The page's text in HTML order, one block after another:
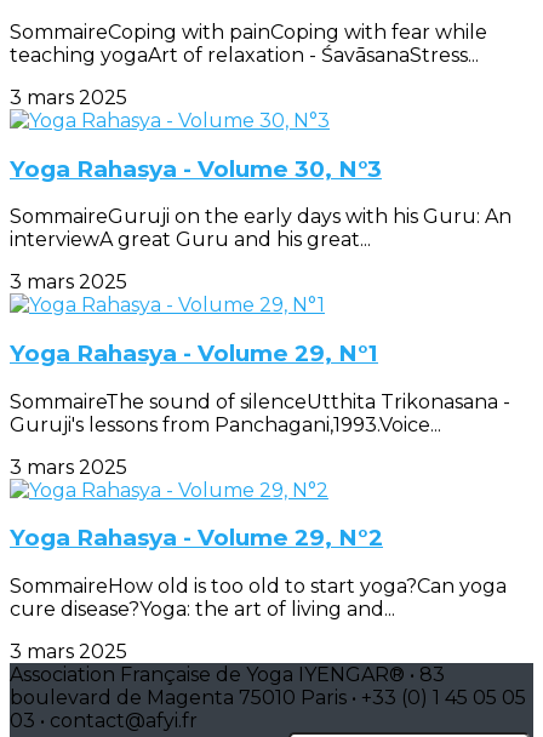
SommaireCoping with painCoping with fear while
teaching yogaArt of relaxation - ŚavāsanaStress...
3 mars 2025
Yoga Rahasya - Volume 30, N°3
SommaireGuruji on the early days with his Guru: An
interviewA great Guru and his great...
3 mars 2025
Yoga Rahasya - Volume 29, N°1
SommaireThe sound of silenceUtthita Trikonasana -
Guruji's lessons from Panchagani,1993.Voice...
3 mars 2025
Yoga Rahasya - Volume 29, N°2
SommaireHow old is too old to start yoga?Can yoga
cure disease?Yoga: the art of living and...
3 mars 2025
Association Française de Yoga IYENGAR® • 83
boulevard de Magenta 75010 Paris • +33 (0) 1 45 05 05
03 • contact@afyi.fr